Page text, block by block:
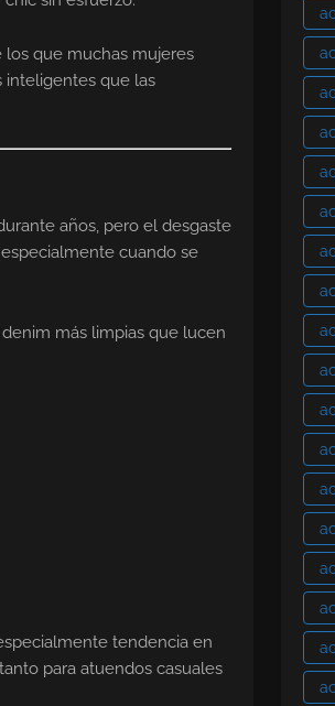
los que muchas mujeres
inteligentes que las
años, pero el desgaste
cuando se
más limpias que lucen
tendencia en
para atuendos casuales